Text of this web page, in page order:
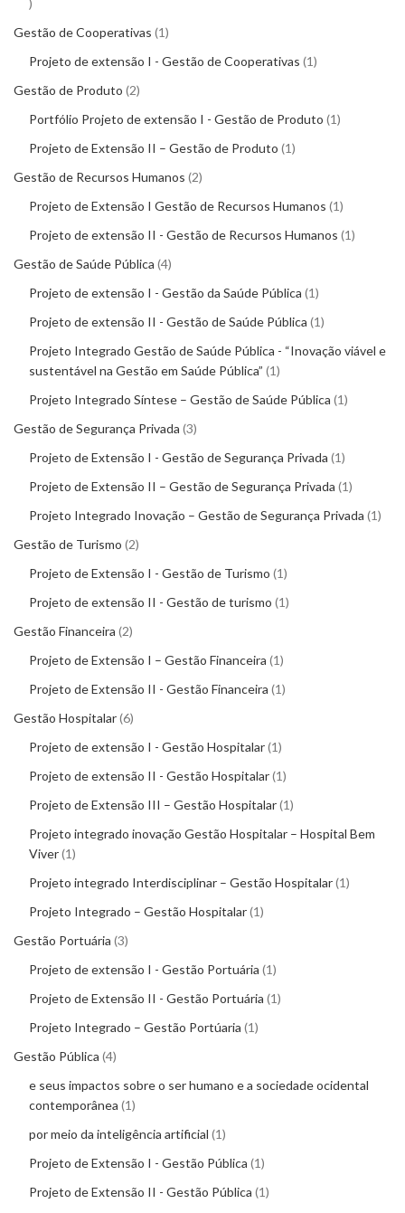
Gestão de Cooperativas 1
Projeto de extensão I - Gestão de Cooperativas 1
Gestão de Produto 2
Portfólio Projeto de extensão I - Gestão de Produto 1
Projeto de Extensão II – Gestão de Produto 1
Gestão de Recursos Humanos 2
Projeto de Extensão I Gestão de Recursos Humanos 1
Projeto de extensão II - Gestão de Recursos Humanos 1
Gestão de Saúde Pública 4
Projeto de extensão I - Gestão da Saúde Pública 1
Projeto de extensão II - Gestão de Saúde Pública 1
Projeto Integrado Gestão de Saúde Pública - “Inovação viável e
sustentável na Gestão em Saúde Pública” 1
Projeto Integrado Síntese – Gestão de Saúde Pública 1
Gestão de Segurança Privada 3
Projeto de Extensão I - Gestão de Segurança Privada 1
Projeto de Extensão II – Gestão de Segurança Privada 1
Projeto Integrado Inovação – Gestão de Segurança Privada 1
Gestão de Turismo 2
Projeto de Extensão I - Gestão de Turismo 1
Projeto de extensão II - Gestão de turismo 1
Gestão Financeira 2
Projeto de Extensão I – Gestão Financeira 1
Projeto de Extensão II - Gestão Financeira 1
Gestão Hospitalar 6
Projeto de extensão I - Gestão Hospitalar 1
Projeto de extensão II - Gestão Hospitalar 1
Projeto de Extensão III – Gestão Hospitalar 1
Projeto integrado inovação Gestão Hospitalar – Hospital Bem
Viver 1
Projeto integrado Interdisciplinar – Gestão Hospitalar 1
Projeto Integrado – Gestão Hospitalar 1
Gestão Portuária 3
Projeto de extensão I - Gestão Portuária 1
Projeto de Extensão II - Gestão Portuária 1
Projeto Integrado – Gestão Portúaria 1
Gestão Pública 4
e seus impactos sobre o ser humano e a sociedade ocidental
contemporânea 1
por meio da inteligência artificial 1
Projeto de Extensão I - Gestão Pública 1
Projeto de Extensão II - Gestão Pública 1